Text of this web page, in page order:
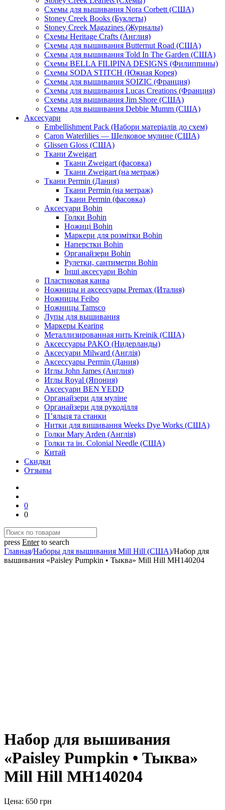
Схемы для вышивания Nora Corbett (США)
Stoney Creek Books (Буклеты)
Stoney Creek Magazines (Журналы)
Схемы Heritage Crafts (Англия)
Схемы для вышивания Butternut Road (США)
Схемы для вышивания Told In The Garden (США)
Схемы BELLA FILIPINA DESIGNS (Филиппины)
Схемы SODA STITCH (Южная Корея)
Схемы для вышивания SOIZIC (Франция)
Схемы для вышивания Lucas Creations (Франция)
Схемы для вышивания Jim Shore (США)
Схемы для вышивания Debbie Mumm (США)
Аксесуари
Embellishment Pack (Набори матеріалів до схем)
Caron Waterlilies — Шелковое мулине (США)
Glissen Gloss (США)
Ткани Zweigart
Ткани Zweigart (фасовка)
Ткани Zweigart (на метраж)
Ткани Permin (Дания)
Ткани Permin (на метраж)
Ткани Permin (фасовка)
Аксесуари Bohin
Голки Bohin
Ножиці Bohin
Маркери для розмітки Bohin
Наперстки Bohin
Органайзери Bohin
Рулетки, сантиметри Bohin
Інші аксесуари Bohin
Пластиковая канва
Ножницы и аксессуары Premax (Италия)
Ножницы Feibo
Ножницы Tamsco
Лупы для вышивания
Маркеры Kearing
Металлизированная нить Kreinik (США)
Аксессуары PAKO (Нидерланды)
Аксесуари Milward (Англія)
Аксессуары Permin (Дания)
Иглы John James (Англия)
Иглы Royal (Япония)
Аксесуари BEN YEDD
Органайзери для муліне
Органайзери для рукоділля
П’яльця та станки
Нитки для вишивання Weeks Dye Works (США)
Голки Mary Arden (Англія)
Голки та ін. Colonial Needle (США)
Китай
Скидки
Отзывы
0
0
press Enterto search
Главная/Наборы для вышивания Mill Hill (США)/Набор для
вышивания «Paisley Pumpkin • Тыква» Mill Hill MH140204
Набор для вышивания
«Paisley Pumpkin • Тыква»
Mill Hill MH140204
Цена: 650 грн